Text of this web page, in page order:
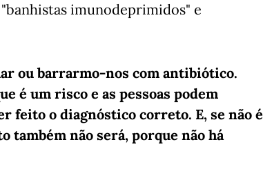
imunodeprimidos" e
ou barrarmo-nos com antibiótico.
é um risco e as pessoas podem
feito o diagnóstico correto. E, se não é
não será, porque não há